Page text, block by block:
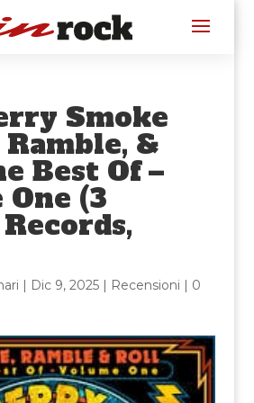
Smoke
&
Best Of –
(3
| Dic 9, 2025| Recensioni | 0